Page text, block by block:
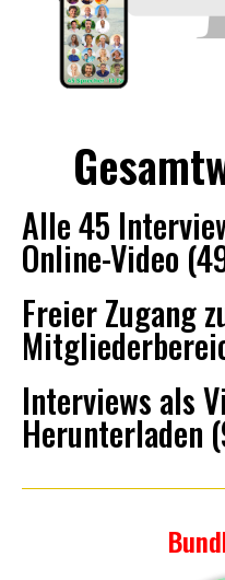
Alle 45
Online-Video
Freier Zugang
Interviews als
Herunterladen